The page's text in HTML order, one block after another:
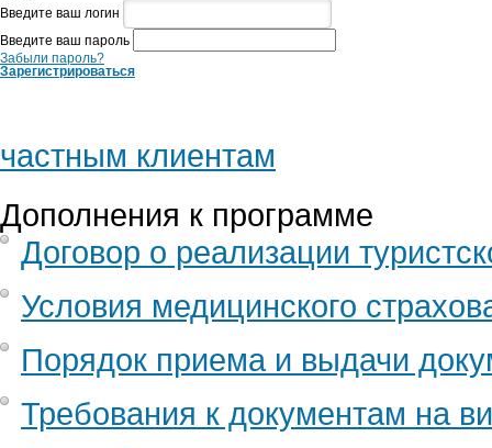
Eurostars Grand Marina 5*
Evenia Rocafort 3*
Evenia Rossello 4*
H10 Art Gallery 4*
Monument 5*
Nouvel 3*
Ramblas 3*
The One 5*
Введите ваш логин
Введите ваш пароль
Забыли пароль?
Зарегистрироваться
частным клиентам
Дополнения к программе
Договор о реализации
Условия медицинского
Порядок приема и выдачи
Требования к документам на